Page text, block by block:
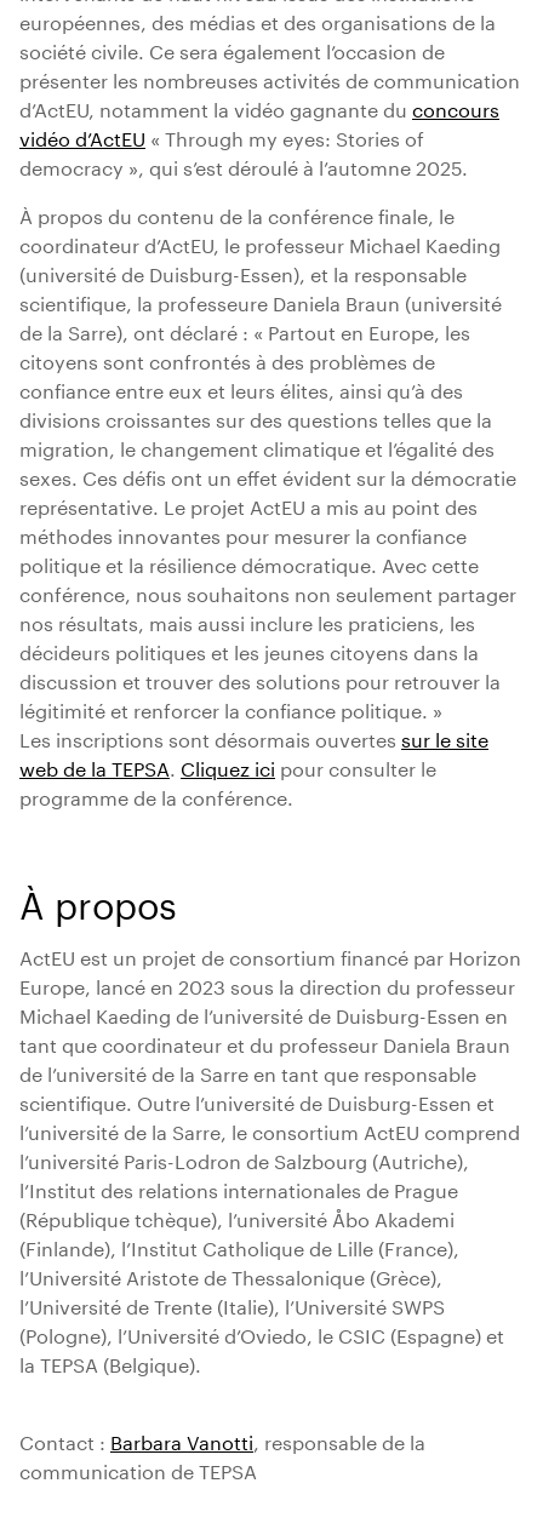
européennes, des médias et des organisations de la
société civile. Ce sera également l’occasion de
présenter les nombreuses activités de communication
d’ActEU, notamment la vidéo gagnante du concours
vidéo d’ActEU « Through my eyes: Stories of
democracy », qui s’est déroulé à l’automne 2025.
À propos du contenu de la conférence finale, le
coordinateur d’ActEU, le professeur Michael Kaeding
(université de Duisburg-Essen), et la responsable
scientifique, la professeure Daniela Braun (université
de la Sarre), ont déclaré : « Partout en Europe, les
citoyens sont confrontés à des problèmes de
confiance entre eux et leurs élites, ainsi qu’à des
divisions croissantes sur des questions telles que la
migration, le changement climatique et l’égalité des
sexes. Ces défis ont un effet évident sur la démocratie
représentative. Le projet ActEU a mis au point des
méthodes innovantes pour mesurer la confiance
politique et la résilience démocratique. Avec cette
conférence, nous souhaitons non seulement partager
nos résultats, mais aussi inclure les praticiens, les
décideurs politiques et les jeunes citoyens dans la
discussion et trouver des solutions pour retrouver la
légitimité et renforcer la confiance politique. »
Les inscriptions sont désormais ouvertes sur le site
web de la TEPSA. Cliquez ici pour consulter le
programme de la conférence.
À propos
ActEU est un projet de consortium financé par Horizon
Europe, lancé en 2023 sous la direction du professeur
Michael Kaeding de l’université de Duisburg-Essen en
tant que coordinateur et du professeur Daniela Braun
de l’université de la Sarre en tant que responsable
scientifique. Outre l’université de Duisburg-Essen et
l’université de la Sarre, le consortium ActEU comprend
l’université Paris-Lodron de Salzbourg (Autriche),
l’Institut des relations internationales de Prague
(République tchèque), l’université Åbo Akademi
(Finlande), l’Institut Catholique de Lille (France),
l’Université Aristote de Thessalonique (Grèce),
l’Université de Trente (Italie), l’Université SWPS
(Pologne), l’Université d’Oviedo, le CSIC (Espagne) et
la TEPSA (Belgique).
Contact : Barbara Vanotti, responsable de la
communication de TEPSA